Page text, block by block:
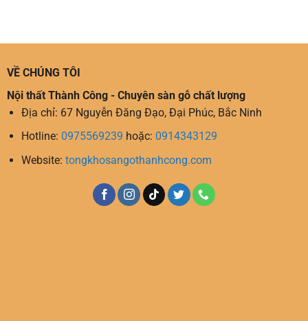
VỀ CHÚNG TÔI
Nội thất Thành Công - Chuyên sàn gỗ chất lượng
Địa chỉ: 67 Nguyễn Đăng Đạo, Đại Phúc, Bắc Ninh
Hotline: 0975569239 hoặc: 0914343129
Website: tongkhosangothanhcong.com